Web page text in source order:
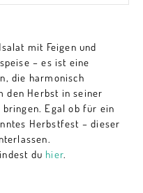
mit Feigen und
– es ist eine
die harmonisch
den Herbst in seiner
Egal ob für ein
Herbstfest – dieser
du hier.